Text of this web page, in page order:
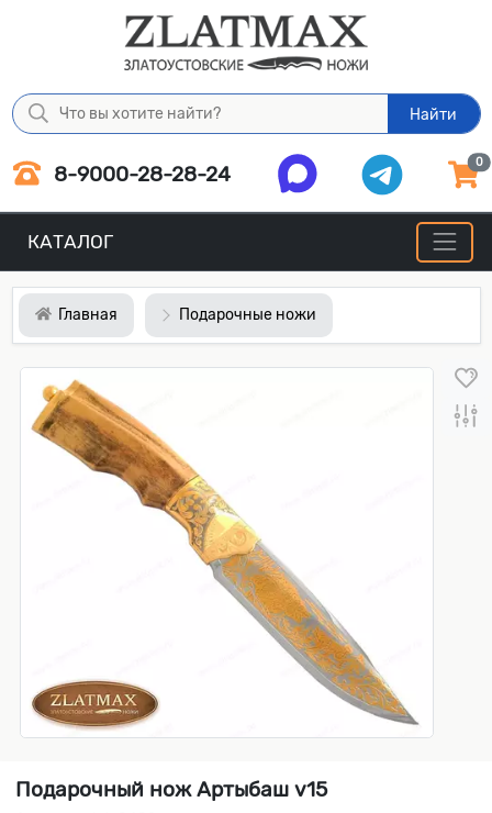
Найти
8-9000-28-28-24 0
КАТАЛОГ
Главная Подарочные ножи
Подарочный нож Артыбаш v15